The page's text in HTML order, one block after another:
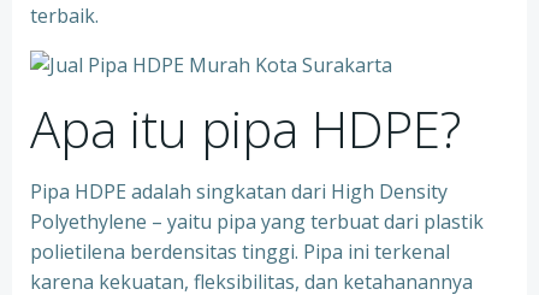
terbaik.
Apa itu pipa HDPE?
Pipa HDPE adalah singkatan dari High Density
Polyethylene – yaitu pipa yang terbuat dari plastik
polietilena berdensitas tinggi. Pipa ini terkenal
karena kekuatan, fleksibilitas, dan ketahanannya